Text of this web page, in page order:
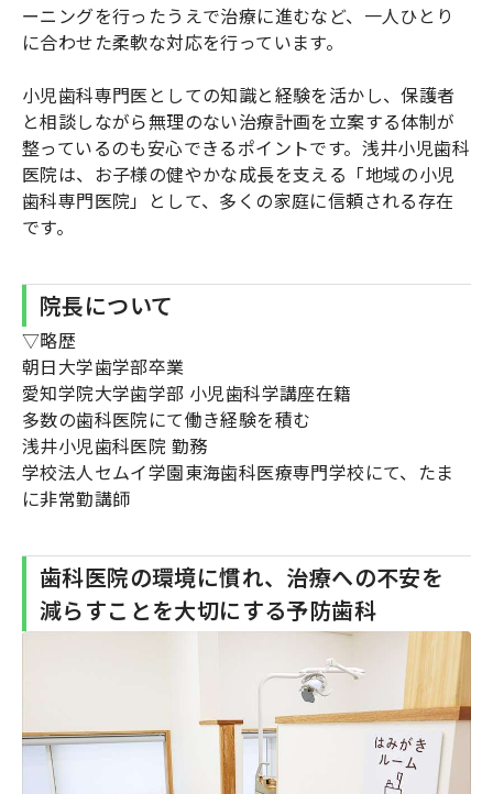
ーニングを行ったうえで治療に進むなど、一人ひとり
に合わせた柔軟な対応を行っています。
小児歯科専門医としての知識と経験を活かし、保護者
と相談しながら無理のない治療計画を立案する体制が
整っているのも安心できるポイントです。浅井小児歯科
医院は、お子様の健やかな成長を支える「地域の小児
歯科専門医院」として、多くの家庭に信頼される存在
です。
院長について
▽略歴
朝日大学歯学部卒業
愛知学院大学歯学部 小児歯科学講座在籍
多数の歯科医院にて働き経験を積む
浅井小児歯科医院 勤務
学校法人セムイ学園東海歯科医療専門学校にて、たま
に非常勤講師
歯科医院の環境に慣れ、治療への不安を
減らすことを大切にする予防歯科